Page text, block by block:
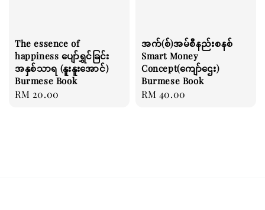
The essence of
happiness ပျော်ရွှင်ခြင်း
အနှစ်သာရ (နူးနူးအောင်)
Burmese Book
Regular
RM 20.00
အက်(စ်)အမ်စီနည်းစနစ်
Smart Money
Concept(ကျော်ဌေး)
Burmese Book
Regular
RM 40.00